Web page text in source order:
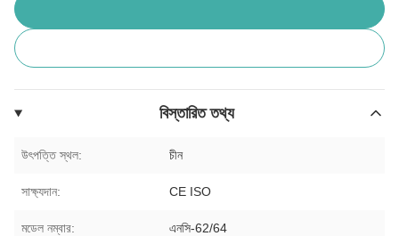
বিস্তারিত তথ্য
উৎপত্তি স্থল: চীন
সাক্ষ্যদান: CE ISO
মডেল নম্বার: এনসি-62/64